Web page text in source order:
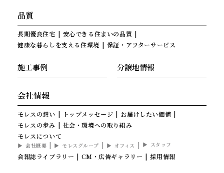
品質
長期優良住宅
安心できる住まいの品質
健康な暮らしを支える住環境
保証・アフターサービス
施工事例 分譲地情報
会社情報
モレスの想い トップメッセージ
お届けしたい価値
モレスの歩み
社会・環境への取り組み
モレスについて
会社概要 モレスグループ オフィス スタッフ
会報誌ライブラリー CM・広告ギャラリー 採用情報